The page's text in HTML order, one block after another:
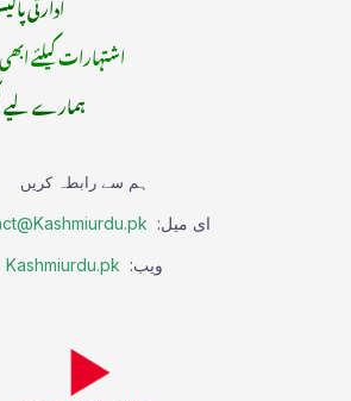
اشتہارات کیلئے
ہمارے لیے
ہم سے رابطہ کریں
ای میل:
ویب: Kashmiurdu.pk